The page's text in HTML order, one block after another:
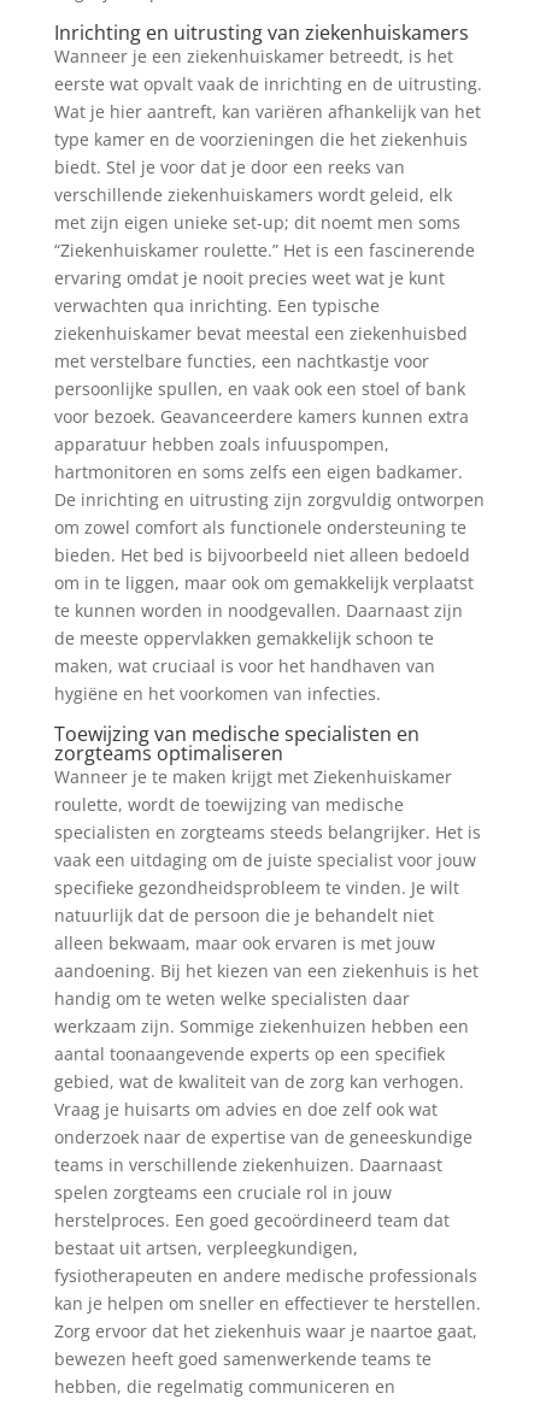
Inrichting en uitrusting van ziekenhuiskamers
Wanneer je een ziekenhuiskamer betreedt, is het
eerste wat opvalt vaak de inrichting en de uitrusting.
Wat je hier aantreft, kan variëren afhankelijk van het
type kamer en de voorzieningen die het ziekenhuis
biedt. Stel je voor dat je door een reeks van
verschillende ziekenhuiskamers wordt geleid, elk
met zijn eigen unieke set-up; dit noemt men soms
“Ziekenhuiskamer roulette.” Het is een fascinerende
ervaring omdat je nooit precies weet wat je kunt
verwachten qua inrichting. Een typische
ziekenhuiskamer bevat meestal een ziekenhuisbed
met verstelbare functies, een nachtkastje voor
persoonlijke spullen, en vaak ook een stoel of bank
voor bezoek. Geavanceerdere kamers kunnen extra
apparatuur hebben zoals infuuspompen,
hartmonitoren en soms zelfs een eigen badkamer.
De inrichting en uitrusting zijn zorgvuldig ontworpen
om zowel comfort als functionele ondersteuning te
bieden. Het bed is bijvoorbeeld niet alleen bedoeld
om in te liggen, maar ook om gemakkelijk verplaatst
te kunnen worden in noodgevallen. Daarnaast zijn
de meeste oppervlakken gemakkelijk schoon te
maken, wat cruciaal is voor het handhaven van
hygiëne en het voorkomen van infecties.
Toewijzing van medische specialisten en
zorgteams optimaliseren
Wanneer je te maken krijgt met Ziekenhuiskamer
roulette, wordt de toewijzing van medische
specialisten en zorgteams steeds belangrijker. Het is
vaak een uitdaging om de juiste specialist voor jouw
specifieke gezondheidsprobleem te vinden. Je wilt
natuurlijk dat de persoon die je behandelt niet
alleen bekwaam, maar ook ervaren is met jouw
aandoening. Bij het kiezen van een ziekenhuis is het
handig om te weten welke specialisten daar
werkzaam zijn. Sommige ziekenhuizen hebben een
aantal toonaangevende experts op een specifiek
gebied, wat de kwaliteit van de zorg kan verhogen.
Vraag je huisarts om advies en doe zelf ook wat
onderzoek naar de expertise van de geneeskundige
teams in verschillende ziekenhuizen. Daarnaast
spelen zorgteams een cruciale rol in jouw
herstelproces. Een goed gecoördineerd team dat
bestaat uit artsen, verpleegkundigen,
fysiotherapeuten en andere medische professionals
kan je helpen om sneller en effectiever te herstellen.
Zorg ervoor dat het ziekenhuis waar je naartoe gaat,
bewezen heeft goed samenwerkende teams te
hebben, die regelmatig communiceren en